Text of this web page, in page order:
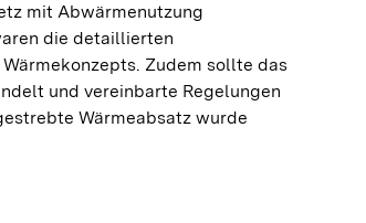
mit Abwärmenutzung
die detaillierten
Zudem sollte das
und vereinbarte Regelungen
Wärmeabsatz wurde